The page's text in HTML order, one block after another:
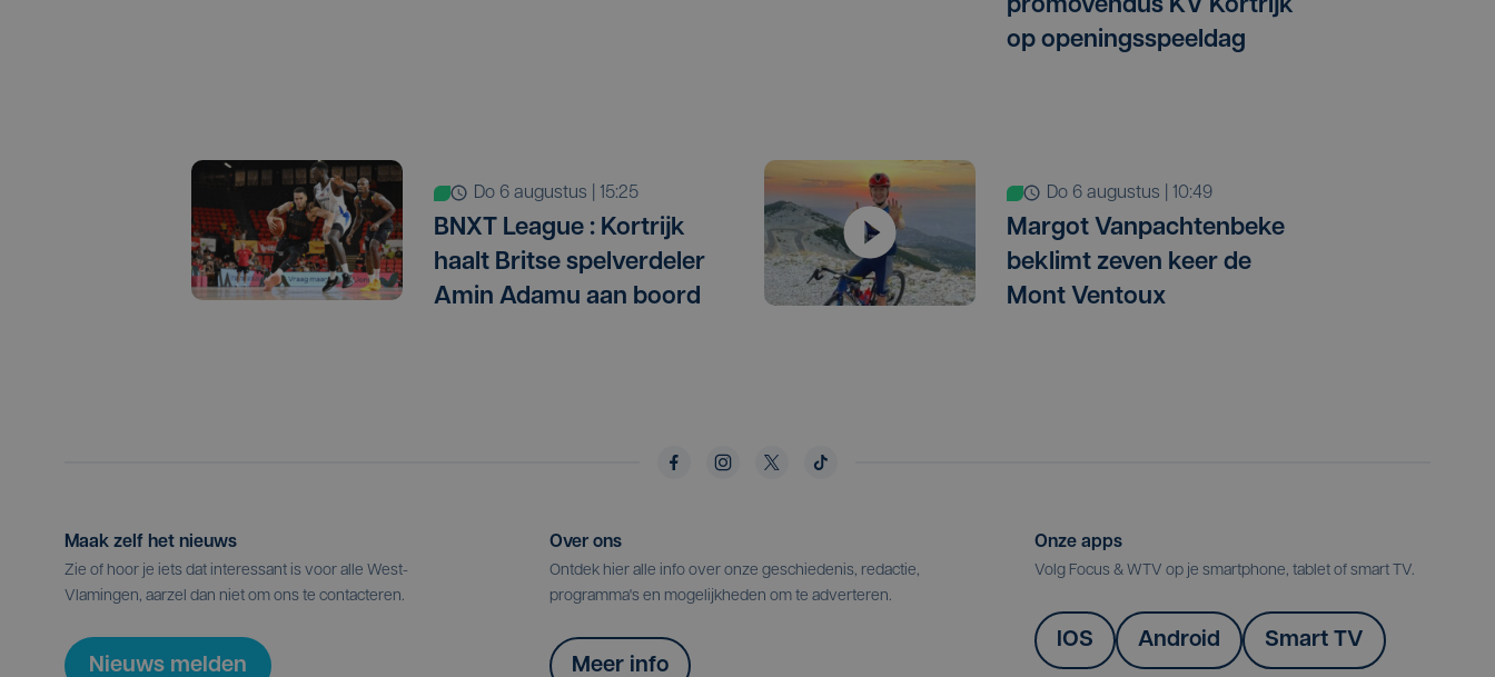
promovendus KV Kortrijk
op openingsspeeldag
do 6 augustus | 15:25
BNXT League : Kortrijk
haalt Britse spelverdeler
Amin Adamu aan boord
do 6 augustus | 10:49
Margot Vanpachtenbeke
beklimt zeven keer de
Mont Ventoux
Maak zelf het nieuws
Zie of hoor je iets dat interessant is voor alle West-
Vlamingen, aarzel dan niet om ons te contacteren.
Nieuws melden
Over ons
Ontdek hier alle info over onze geschiedenis, redactie,
programma's en mogelijkheden om te adverteren.
Meer info
Onze apps
Volg Focus & WTV op je smartphone, tablet of smart TV.
IOS Android Smart TV